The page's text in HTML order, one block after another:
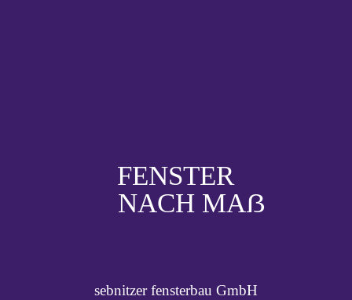
FENSTER
NACH MAẞ
sebnitzer fensterbau GmbH